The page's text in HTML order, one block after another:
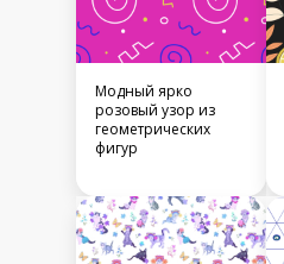
Модный ярко
розовый узор из
геометрических
фигур